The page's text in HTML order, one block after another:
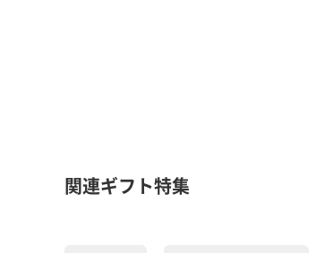
関連ギフト特集